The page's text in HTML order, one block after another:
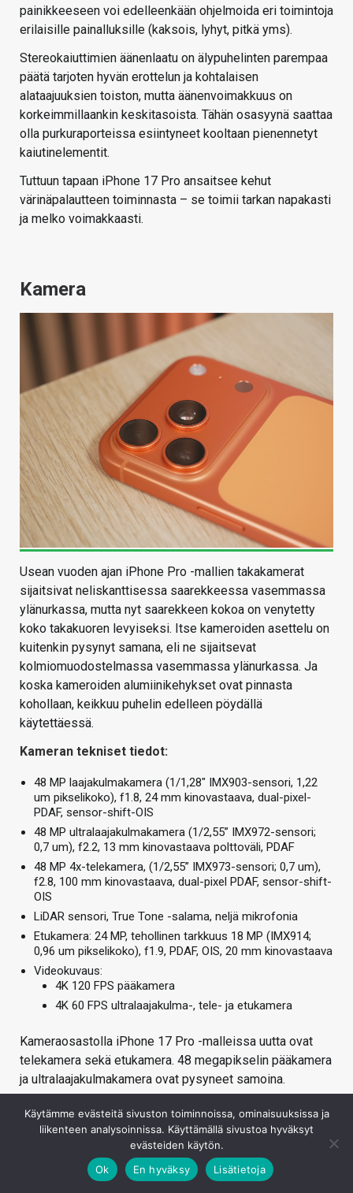
painikkeeseen voi edelleenkään ohjelmoida eri toimintoja
erilaisille painalluksille (kaksois, lyhyt, pitkä yms).
Stereokaiuttimien äänenlaatu on älypuhelinten parempaa
päätä tarjoten hyvän erottelun ja kohtalaisen
alataajuuksien toiston, mutta äänenvoimakkuus on
korkeimmillaankin keskitasoista. Tähän osasyynä saattaa
olla purkuraporteissa esiintyneet kooltaan pienennetyt
kaiutinelementit.
Tuttuun tapaan iPhone 17 Pro ansaitsee kehut
värinäpalautteen toiminnasta – se toimii tarkan napakasti
ja melko voimakkaasti.
Kamera
Usean vuoden ajan iPhone Pro -mallien takakamerat
sijaitsivat neliskanttisessa saarekkeessa vasemmassa
ylänurkassa, mutta nyt saarekkeen kokoa on venytetty
koko takakuoren levyiseksi. Itse kameroiden asettelu on
kuitenkin pysynyt samana, eli ne sijaitsevat
kolmiomuodostelmassa vasemmassa ylänurkassa. Ja
koska kameroiden alumiinikehykset ovat pinnasta
kohollaan, keikkuu puhelin edelleen pöydällä
käytettäessä.
Kameran tekniset tiedot:
48 MP laajakulmakamera (1/1,28″ IMX903-sensori, 1,22
um pikselikoko), f1.8, 24 mm kinovastaava, dual-pixel-
PDAF, sensor-shift-OIS
48 MP ultralaajakulmakamera (1/2,55” IMX972-sensori;
0,7 um), f2.2, 13 mm kinovastaava polttoväli, PDAF
48 MP 4x-telekamera, (1/2,55” IMX973-sensori; 0,7 um),
f2.8, 100 mm kinovastaava, dual-pixel PDAF, sensor-shift-
OIS
LiDAR sensori, True Tone -salama, neljä mikrofonia
Etukamera: 24 MP, tehollinen tarkkuus 18 MP (IMX914;
0,96 um pikselikoko), f1.9, PDAF, OIS, 20 mm kinovastaava
Videokuvaus:
4K 120 FPS pääkamera
4K 60 FPS ultralaajakulma-, tele- ja etukamera
Kameraosastolla iPhone 17 Pro -malleissa uutta ovat
telekamera sekä etukamera. 48 megapikselin pääkamera
ja ultralaajakulmakamera ovat pysyneet samoina.
Uuden telekameran resoluutio on kasvanut 12:sta 48
megapikseliin ja sen sensorin koko on myöskin
kasvanut. Tetraprism-periskooppiobjektiivi tarjoaa nyt
hieman lyhyemmän 4x-polttovälin (100 mm
kinovastaava) pääkameraan nähden, mutta vastaavasti
Käytämme evästeitä sivuston toiminnoissa, ominaisuuksissa ja
liikenteen analysoinnissa. Käyttämällä sivustoa hyväksyt
evästeiden käytön.
Ok
En hyväksy Lisätietoja